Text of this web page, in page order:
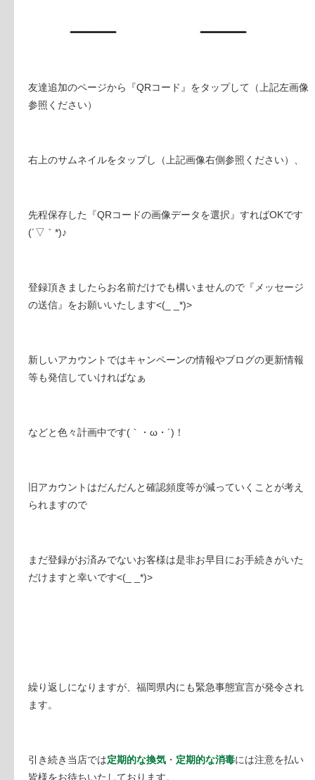
友達追加のページから『QRコード』をタップして（上記左画像
参照ください）
右上のサムネイルをタップし（上記画像右側参照ください）、
先程保存した『QRコードの画像データを選択』すればOKです
(´▽｀*)♪
登録頂きましたらお名前だけでも構いませんので『メッセージ
の送信』をお願いいたします<(_ _*)>
新しいアカウントではキャンペーンの情報やブログの更新情報
等も発信していければなぁ
などと色々計画中です(｀・ω・´)！
旧アカウントはだんだんと確認頻度等が減っていくことが考え
られますので
まだ登録がお済みでないお客様は是非お早目にお手続きがいた
だけますと幸いです<(_ _*)>
繰り返しになりますが、福岡県内にも緊急事態宣言が発令され
ます。
引き続き当店では定期的な換気 ・ 定期的な消毒には注意を払い
皆様をお待ちいたしております。